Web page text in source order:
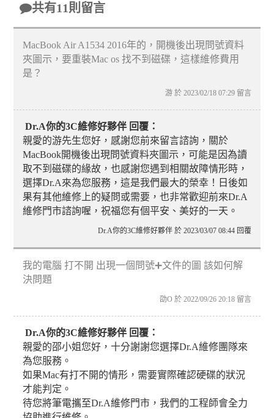
共有11則留言
MacBook Air A1534 2016年的，開機後出現問號資料
夾圖示，要重裝Mac os 找不到磁碟，這樣維修費用
是？
游 於 2023/02/18 07:29 留言
Dr.A你的3C維修好夥伴 回覆：
親愛的游先生您好，感謝您前來留言諮詢，關於
MacBook開機後出現問號資料夾圖示，可能是因為讀
取不到磁碟的緣故，也感謝您遇到相關故障情形時，
選擇Dr.A來為您服務，這是我們最大的榮幸！日後如
果有其他維修上的疑問或需要，也非常歡迎前來Dr.A
維修門市諮詢喔，祝福您有個平安、美好的一天。
Dr.A你的3C維修好夥伴 於 2023/03/07 08:44 回覆
我的電腦 打不開 出現一個問號➕文件的圖 該如何解
決問題
劭O 於 2022/09/26 20:18 留言
Dr.A你的3C維修好夥伴 回覆：
親愛的邵小姐您好，十分謝謝您選擇Dr.A維修團隊來
為您服務。
如果Mac有打不開的情形，需要實際確認硬碟的狀況
才能判定。
待您將筆電攜至Dr.A維修門市，我們的工程師會全力